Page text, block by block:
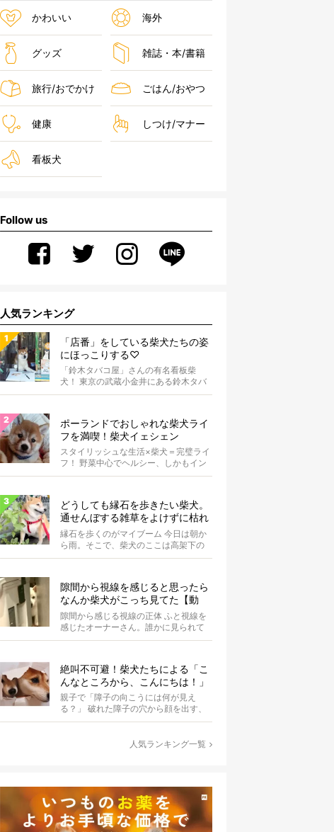
かわいい 海外
グッズ 雑誌・本/書籍
旅行/おでかけ ごはん/おやつ
健康 しつけ/マナー
看板犬
Follow us
人気ランキング
「店番」をしている柴犬たちの姿
にほっこりする♡
「鈴木タバコ屋」さんの有名看板柴
犬！ 東京の武蔵小金井にある鈴木タバ
コ屋さん。その店先には有名な看板柴
ポーランドでおしゃれな柴犬ライ
フを満喫！柴犬イェシェン
スタイリッシュな生活×柴犬＝完璧ライ
フ！ 野菜中心でヘルシー、しかもイン
スタ映えするお料理を投稿しているア
どうしても縁石を歩きたい柴犬。
通せんぼする雑草をよけずに枯れ
るまで気長に待つつもりかも【動
画】
縁石を歩くのがマイブーム 今日は朝か
ら雨。そこで、柴犬のここは高架下の
散歩に出かけました。 最近...
隙間から視線を感じると思ったら
なんか柴犬がこっち見てた【動
画】
隙間から感じる視線の正体 ふと視線を
感じたオーナーさん。誰かに見られて
いる気がするのです。 まさ...
絶叫不可避！柴犬たちによる「こ
んなところから、こんにちは！」
親子で「障子の向こうには何が見え
る？」 破れた障子の穴から顔を出す、
柴犬のこばんちゃん・たまるちゃん親
人気ランキング一覧